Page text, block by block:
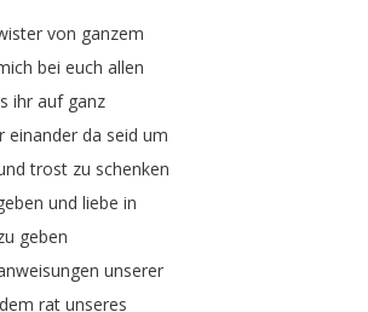
von ganzem
bei euch allen
ihr auf ganz
einander da seid um
trost zu schenken
und liebe in
geben
unserer
dem rat unseres